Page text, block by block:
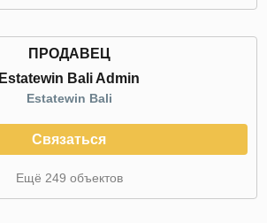
ПРОДАВЕЦ
Estatewin Bali Admin
Estatewin Bali
Связаться
Ещё 249 объектов